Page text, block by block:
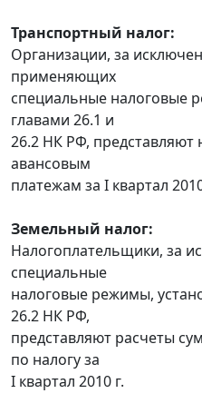
Транспортный налог:
Организации, за
применяющих
специальные налоговые
главами 26.1 и
26.2 НК РФ, представляют
авансовым
платежам за I квартал
Земельный налог:
Налогоплательщики, за
специальные
налоговые режимы,
26.2 НК РФ,
представляют расчеты
по налогу за
I квартал 2010 г.